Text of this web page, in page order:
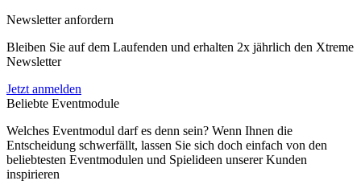
Newsletter anfordern
Bleiben Sie auf dem Laufenden und erhalten 2x jährlich den Xtreme
Newsletter
Jetzt anmelden
Beliebte Eventmodule
Welches Eventmodul darf es denn sein? Wenn Ihnen die
Entscheidung schwerfällt, lassen Sie sich doch einfach von den
beliebtesten Eventmodulen und Spielideen unserer Kunden
inspirieren